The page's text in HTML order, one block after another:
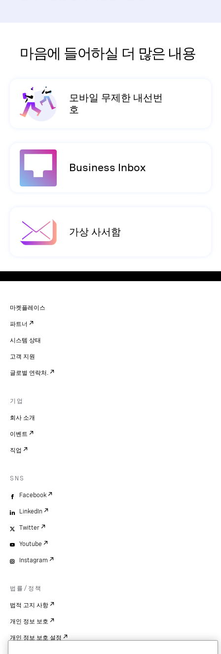
마음에 들어하실 더 많은 내용
모바일 무제한 내선번
호
Business Inbox
가상 사서함
마켓플레이스
파트너
시스템 상태
고객 지원
글로벌 연락처.
기업
회사 소개
이벤트
직업
SNS
Facebook
LinkedIn
Twitter
Youtube
Instagram
법률/정책
법적 고지 사항
개인 정보 보호
개인 정보 보호 설정